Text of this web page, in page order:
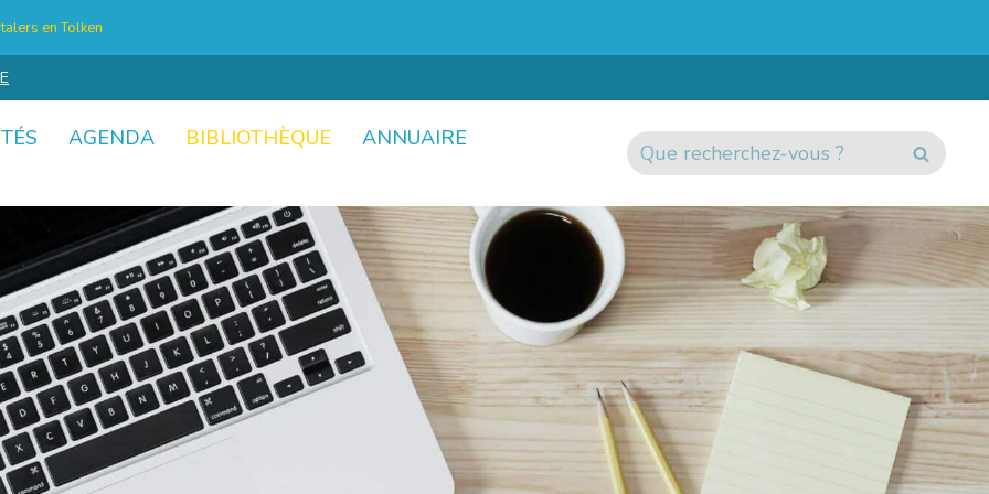
en Tolken
AGENDA BIBLIOTHÈQUE
ANNUAIRE